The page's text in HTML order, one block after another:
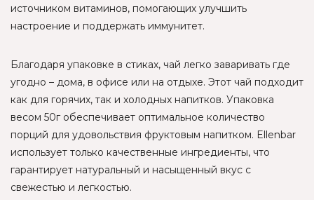
источником витаминов, помогающих улучшить
настроение и поддержать иммунитет.
Благодаря упаковке в стиках, чай легко заваривать где
угодно – дома, в офисе или на отдыхе. Этот чай подходит
как для горячих, так и холодных напитков. Упаковка
весом 50г обеспечивает оптимальное количество
порций для удовольствия фруктовым напитком. Ellenbar
использует только качественные ингредиенты, что
гарантирует натуральный и насыщенный вкус с
свежестью и легкостью.